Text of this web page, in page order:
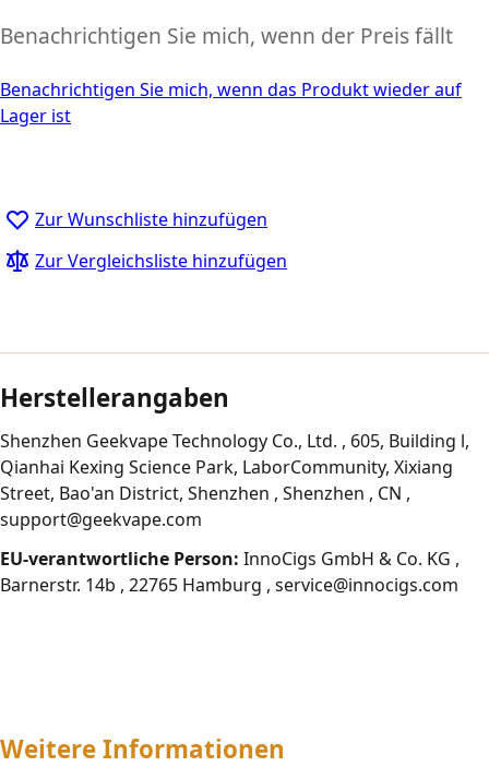
Benachrichtigen Sie mich, wenn der Preis fällt
Benachrichtigen Sie mich, wenn das Produkt wieder auf
Lager ist
Zur Wunschliste hinzufügen
Zur Vergleichsliste hinzufügen
Herstellerangaben
Shenzhen Geekvape Technology Co., Ltd. , 605, Building l,
Qianhai Kexing Science Park, LaborCommunity, Xixiang
Street, Bao'an District, Shenzhen , Shenzhen , CN ,
support@geekvape.com
EU-verantwortliche Person: InnoCigs GmbH & Co. KG ,
Barnerstr. 14b , 22765 Hamburg , service@innocigs.com
Weitere Informationen